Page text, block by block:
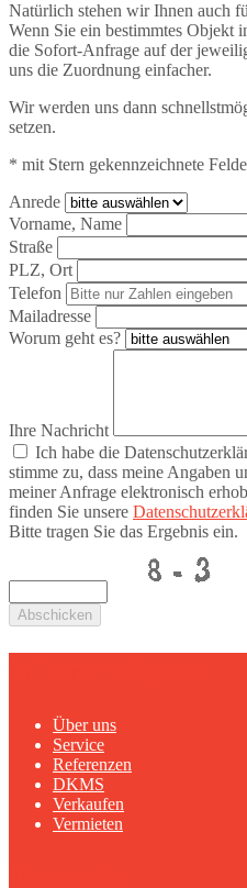
Natürlich stehen wir Ihnen auch
Wenn Sie ein bestimmtes Objekt
die Sofort-Anfrage auf der
uns die Zuordnung einfacher.
Wir werden uns dann
setzen.
* mit Stern gekennzeichnete
Anrede
Vorname, Name
Straße
PLZ, Ort
Telefon
Mailadresse
Worum geht es?
Ihre Nachricht
Ich habe die
stimme zu, dass meine Angaben
meiner Anfrage elektronisch
finden Sie unsere
Bitte tragen Sie das Ergebnis ein.
Über uns
Service
Referenzen
DKMS
Verkaufen
Vermieten